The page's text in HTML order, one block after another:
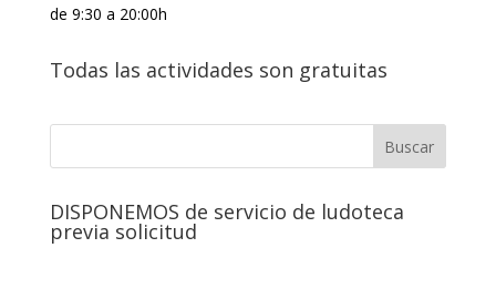
de 9:30 a 20:00h
Todas las actividades son gratuitas
DISPONEMOS de servicio de ludoteca
previa solicitud